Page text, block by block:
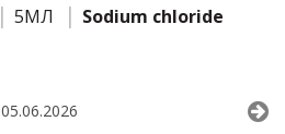
5МЛ Sodium chloride
05.06.2026